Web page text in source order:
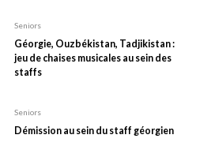
Seniors
Géorgie, Ouzbékistan, Tadjikistan :
jeu de chaises musicales au sein des
staffs
Seniors
Démission au sein du staff géorgien